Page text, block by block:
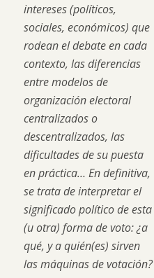
intereses (políticos,
sociales, económicos) que
rodean el debate en cada
contexto, las diferencias
entre modelos de
organización electoral
centralizados o
descentralizados, las
dificultades de su puesta
en práctica… En definitiva,
se trata de interpretar el
significado político de esta
(u otra) forma de voto: ¿a
qué, y a quién(es) sirven
las máquinas de votación?